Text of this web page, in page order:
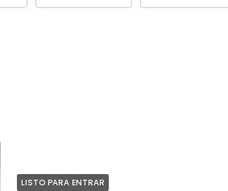
LISTO PARA ENTRAR